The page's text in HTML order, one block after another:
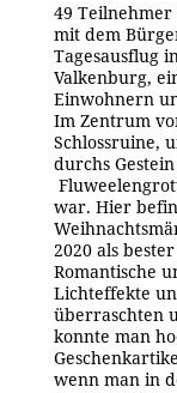
49
mit dem
Tagesausflug
Valkenburg,
Einwohnern
Im Zentrum
Schlossruine,
durchs
war. Hier
2020 als
Romantische
Lichteffekte
überraschten
konnte man
wenn man in